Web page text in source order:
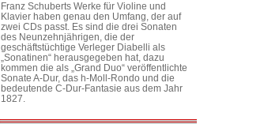
Franz Schuberts Werke für Violine und
Klavier haben genau den Umfang, der auf
zwei CDs passt. Es sind die drei Sonaten
des Neunzehnjährigen, die der
geschäftstüchtige Verleger Diabelli als
„Sonatinen“ herausgegeben hat, dazu
kommen die als „Grand Duo“ veröffentlichte
Sonate A-Dur, das h-Moll-Rondo und die
bedeutende C-Dur-Fantasie aus dem Jahr
1827.